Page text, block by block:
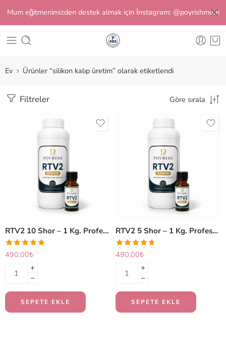
Mum eğitmenimizden destek almak için İnstagram: @poyrishmum
Ev Ürünler “silikon kalıp üretim” olarak etiketlendi
Filtreler Göre sırala
RTV2 10 Shor – 1 Kg. Profesyonel Silikon Kalıp Üretimi İçin
490,00₺
SEPETE EKLE
RTV2 5 Shor – 1 Kg. Profesyonel Silikon Kalıp Üretimi İçin
490,00₺
SEPETE EKLE